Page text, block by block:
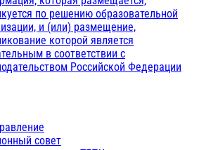
по решению образовательной
и (или) размещение,
которой является
в соответствии с
Российской Федерации
совет